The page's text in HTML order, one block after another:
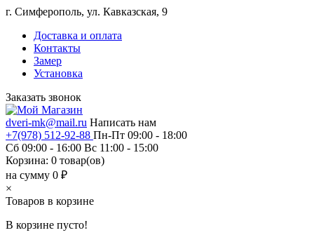
г. Симферополь, ул. Кавказская, 9
Доставка и оплата
Контакты
Замер
Установка
Заказать звонок
dveri-mk@mail.ru Написать нам
+7(978) 512-92-88 Пн-Пт 09:00 - 18:00
Сб 09:00 - 16:00 Вс 11:00 - 15:00
Корзина: 0 товар(ов)
на сумму 0 ₽
×
Товаров в корзине
В корзине пусто!